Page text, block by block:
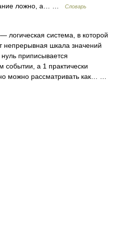
ложно, а… …
Словарь
— логическая система, в которой
непрерывная шкала значений
приписывается
а 1 практически
можно рассматривать как… …